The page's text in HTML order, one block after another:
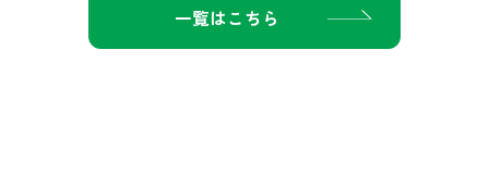
一覧はこちら